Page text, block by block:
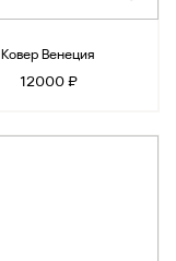
Ковер Венеция
12000 ₽